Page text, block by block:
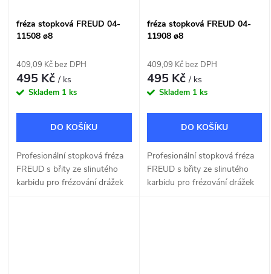
fréza stopková FREUD 04-
11508 ø8
409,09 Kč bez DPH
495 Kč/ ks
Skladem 1 ks
DO KOŠÍKU
Profesionální stopková fréza
FREUD s břity ze slinutého
karbidu pro frézování drážek
fréza stopková FREUD 04-
11908 ø8
409,09 Kč bez DPH
495 Kč/ ks
Skladem 1 ks
DO KOŠÍKU
Profesionální stopková fréza
FREUD s břity ze slinutého
karbidu pro frézování drážek